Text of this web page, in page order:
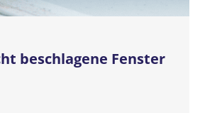
beschlagene Fenster